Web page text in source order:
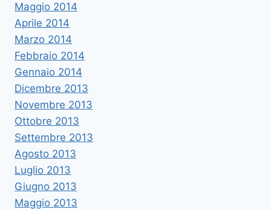
Maggio 2014
Aprile 2014
Marzo 2014
Febbraio 2014
Gennaio 2014
Dicembre 2013
Novembre 2013
Ottobre 2013
Settembre 2013
Agosto 2013
Luglio 2013
Giugno 2013
Maggio 2013